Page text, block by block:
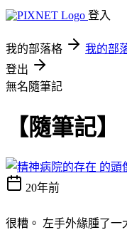
登入
我的部落格 我的部
登出
無名隨筆記
【隨筆記】
20年前
很糟。 左手外緣腫了一